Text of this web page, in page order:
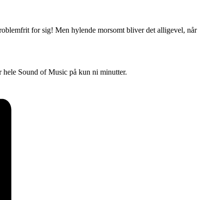
for sig! Men hylende morsomt bliver det alligevel, når
Sound of Music på kun ni minutter.